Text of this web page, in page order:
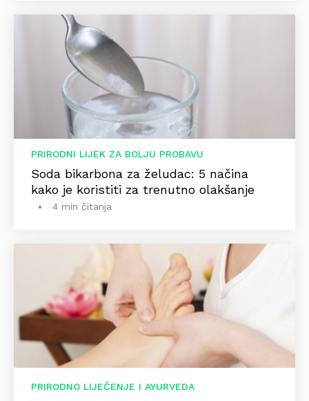
PRIRODNI LIJEK ZA BOLJU PROBAVU
Soda bikarbona za želudac: 5 načina
kako je koristiti za trenutno olakšanje
4 min čitanja
PRIRODNO LIJEČENJE I AYURVEDA